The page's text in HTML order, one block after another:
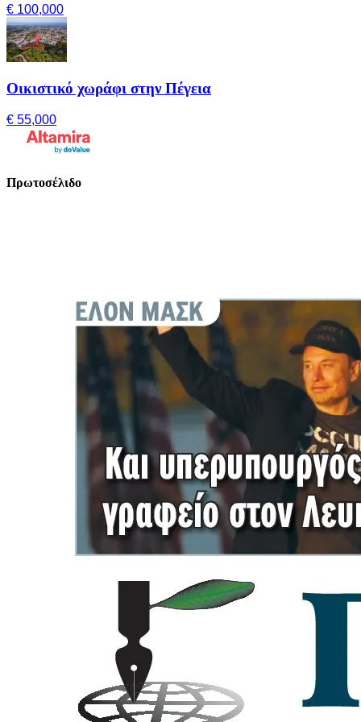
€ 100,000
Οικιστικό χωράφι στην Πέγεια
€ 55,000
Πρωτοσέλιδο